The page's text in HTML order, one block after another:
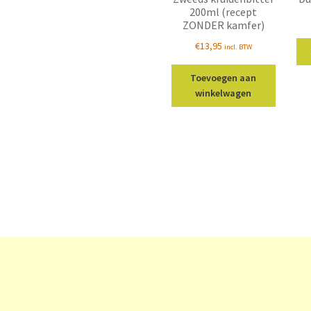
200ml (recept
ZONDER kamfer)
€13,95 incl. BTW
Toevoegen aan
winkelwagen